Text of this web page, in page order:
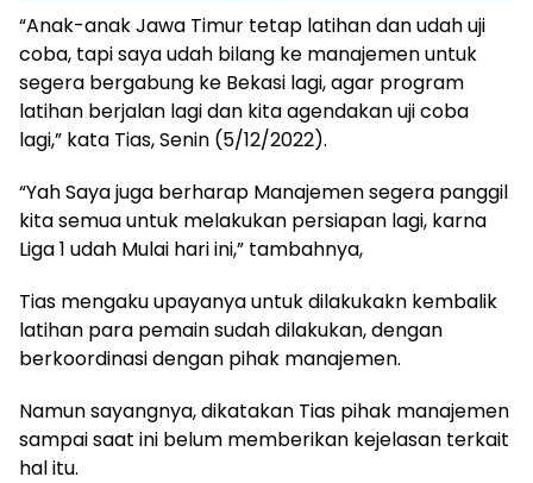
“Anak-anak Jawa Timur tetap latihan dan udah uji
coba, tapi saya udah bilang ke manajemen untuk
segera bergabung ke Bekasi lagi, agar program
latihan berjalan lagi dan kita agendakan uji coba
lagi,” kata Tias, Senin (5/12/2022).
“Yah Saya juga berharap Manajemen segera panggil
kita semua untuk melakukan persiapan lagi, karna
Liga 1 udah Mulai hari ini,” tambahnya,
Tias mengaku upayanya untuk dilakukakn kembalik
latihan para pemain sudah dilakukan, dengan
berkoordinasi dengan pihak manajemen.
Namun sayangnya, dikatakan Tias pihak manajemen
sampai saat ini belum memberikan kejelasan terkait
hal itu.